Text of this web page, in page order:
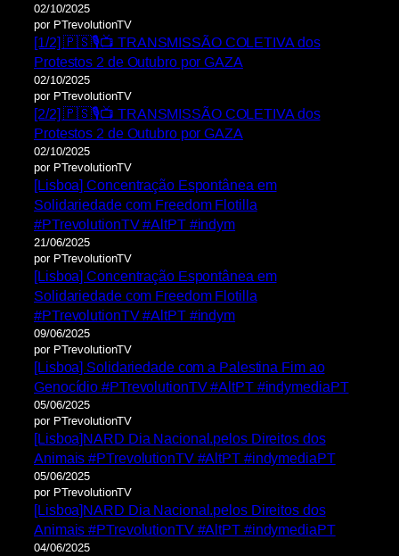
02/10/2025
por PTrevolutionTV
[1/2] 🇵🇸🎙📺 TRANSMISSÃO COLETIVA dos
Protestos 2 de Outubro por GAZA
02/10/2025
por PTrevolutionTV
[2/2] 🇵🇸🎙📺 TRANSMISSÃO COLETIVA dos
Protestos 2 de Outubro por GAZA
02/10/2025
por PTrevolutionTV
[Lisboa] Concentração Espontânea em
Solidariedade com Freedom Flotilla
#PTrevolutionTV #AltPT #indym
21/06/2025
por PTrevolutionTV
[Lisboa] Concentração Espontânea em
Solidariedade com Freedom Flotilla
#PTrevolutionTV #AltPT #indym
09/06/2025
por PTrevolutionTV
[Lisboa] Solidariedade com a Palestina Fim ao
Genocídio #PTrevolutionTV #AltPT #indymediaPT
05/06/2025
por PTrevolutionTV
[Lisboa]NARD Dia Nacional.pelos Direitos dos
Animais #PTrevolutionTV #AltPT #indymediaPT
05/06/2025
por PTrevolutionTV
[Lisboa]NARD Dia Nacional.pelos Direitos dos
Animais #PTrevolutionTV #AltPT #indymediaPT
04/06/2025